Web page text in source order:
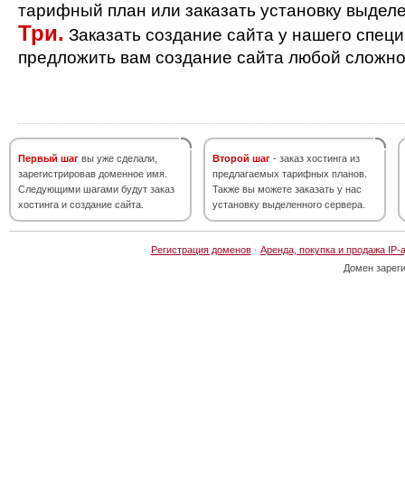
тарифный план или заказать установку
Три. Заказать создание сайта у нашего
предложить вам создание сайта любой
Первый шаг вы уже сделали,
зарегистрировав доменное имя.
Следующими шагами будут заказ
хостинга и создание сайта.
Второй шаг - заказ хостинга из
предлагаемых тарифных планов.
Также вы можете заказать у нас
установку выделенного сервера.
Регистрация доменов· Аренда, покупка и продажа IP-
Домен